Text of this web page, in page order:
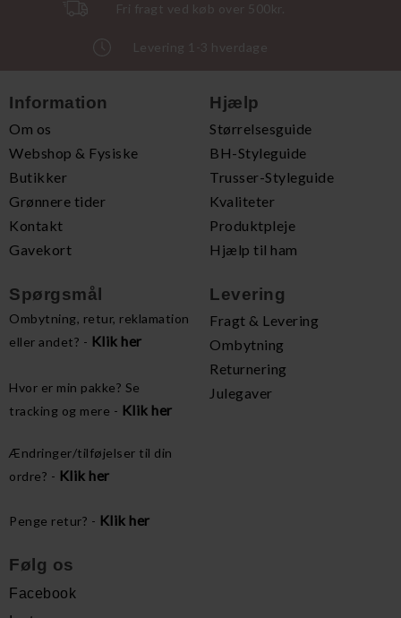
Fri fragt ved køb over 500kr.
Levering 1-3 hverdage
Information
Om os
Webshop & Fysiske
Butikker
Grønnere tider
Kontakt
Gavekort
Hjælp
Størrelsesguide
BH-Styleguide
Trusser-Styleguide
Kvaliteter
Produktpleje
Hjælp til ham
Spørgsmål
Ombytning, retur, reklamation
eller andet? - Klik her
Hvor er min pakke? Se
tracking og mere - Klik her
Ændringer/tilføjelser til din
ordre? - Klik her
Penge retur? - Klik her
Levering
Fragt & Levering
Ombytning
Returnering
Julegaver
Følg os
Facebook